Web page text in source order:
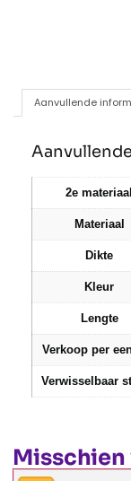
Aanvullende
2e materiaal
Materiaal
Dikte
Kleur
Lengte
Verkoop per
Verwisselbaar
Misschien